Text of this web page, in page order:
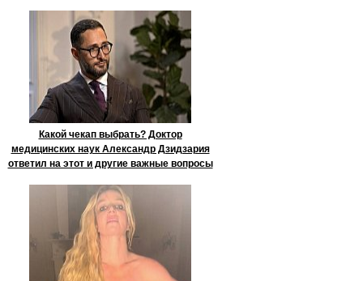
Какой чекап выбрать? Доктор
медицинских наук Александр Дзидзария
ответил на этот и другие важные вопросы